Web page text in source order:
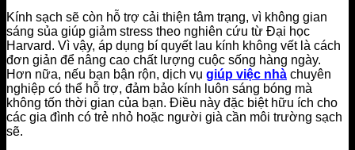
Kính sạch sẽ còn hỗ trợ cải thiện tâm trạng, vì không gian
sáng sủa giúp giảm stress theo nghiên cứu từ Đại học
Harvard. Vì vậy, áp dụng bí quyết lau kính không vết là cách
đơn giản để nâng cao chất lượng cuộc sống hàng ngày.
Hơn nữa, nếu bạn bận rộn, dịch vụ giúp việc nhà chuyên
nghiệp có thể hỗ trợ, đảm bảo kính luôn sáng bóng mà
không tốn thời gian của bạn. Điều này đặc biệt hữu ích cho
các gia đình có trẻ nhỏ hoặc người già cần môi trường sạch
sẽ.